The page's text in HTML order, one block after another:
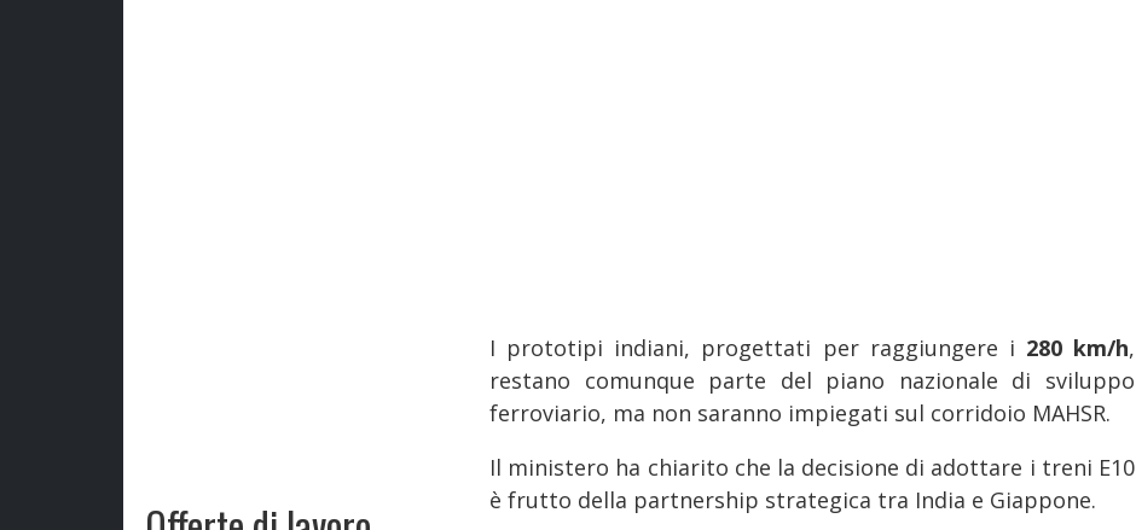
I prototipi indiani, progettati per raggiungere i 280 km/h,
restano comunque parte del piano nazionale di sviluppo
ferroviario, ma non saranno impiegati sul corridoio MAHSR.
Il ministero ha chiarito che la decisione di adottare i treni E10
è frutto della partnership strategica tra India e Giappone.